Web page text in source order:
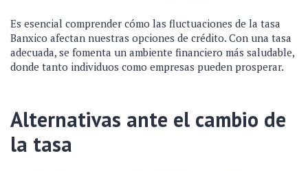
Es esencial comprender cómo las fluctuaciones de la tasa
Banxico afectan nuestras opciones de crédito. Con una tasa
adecuada, se fomenta un ambiente financiero más saludable,
donde tanto individuos como empresas pueden prosperar.
Alternativas ante el cambio de
la tasa